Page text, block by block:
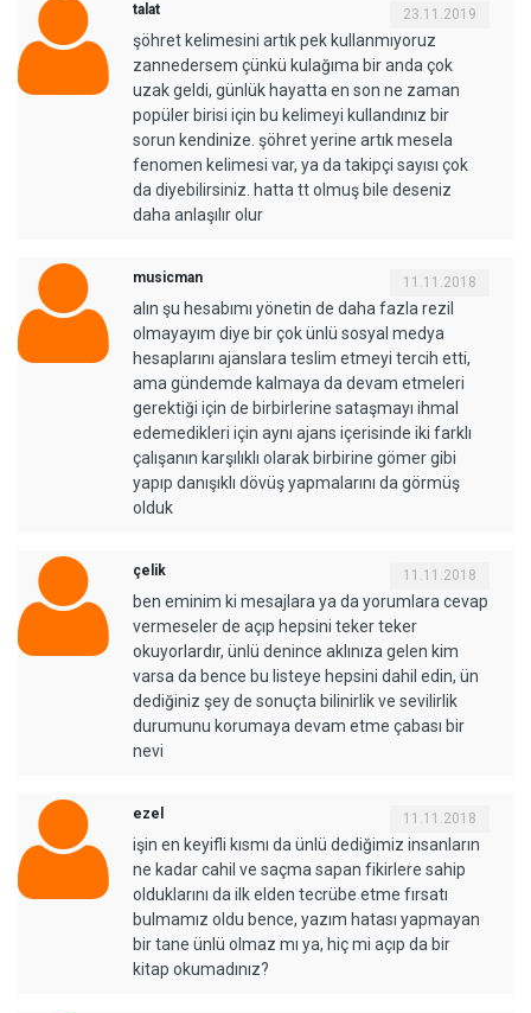
talat 23.11.2019
şöhret kelimesini artık pek kullanmıyoruz
zannedersem çünkü kulağıma bir anda çok
uzak geldi, günlük hayatta en son ne zaman
popüler birisi için bu kelimeyi kullandınız bir
sorun kendinize. şöhret yerine artık mesela
fenomen kelimesi var, ya da takipçi sayısı çok
da diyebilirsiniz. hatta tt olmuş bile deseniz
daha anlaşılır olur
musicman 11.11.2018
alın şu hesabımı yönetin de daha fazla rezil
olmayayım diye bir çok ünlü sosyal medya
hesaplarını ajanslara teslim etmeyi tercih etti,
ama gündemde kalmaya da devam etmeleri
gerektiği için de birbirlerine sataşmayı ihmal
edemedikleri için aynı ajans içerisinde iki farklı
çalışanın karşılıklı olarak birbirine gömer gibi
yapıp danışıklı dövüş yapmalarını da görmüş
olduk
çelik 11.11.2018
ben eminim ki mesajlara ya da yorumlara cevap
vermeseler de açıp hepsini teker teker
okuyorlardır, ünlü denince aklınıza gelen kim
varsa da bence bu listeye hepsini dahil edin, ün
dediğiniz şey de sonuçta bilinirlik ve sevilirlik
durumunu korumaya devam etme çabası bir
nevi
ezel 11.11.2018
işin en keyifli kısmı da ünlü dediğimiz insanların
ne kadar cahil ve saçma sapan fikirlere sahip
olduklarını da ilk elden tecrübe etme fırsatı
bulmamız oldu bence, yazım hatası yapmayan
bir tane ünlü olmaz mı ya, hiç mi açıp da bir
kitap okumadınız?